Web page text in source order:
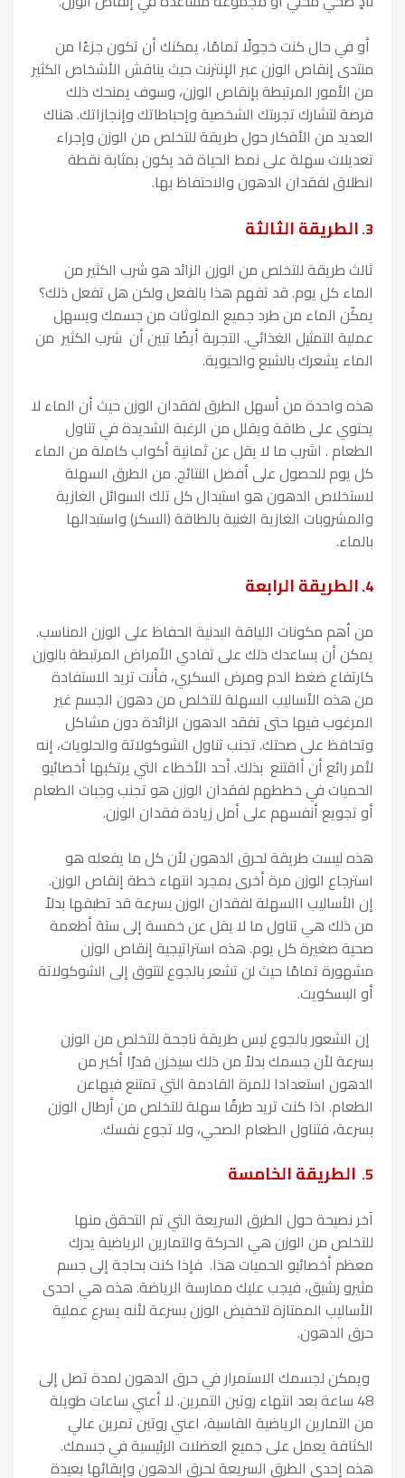
أو في حال كنت خجولًا تمامًا، يمكنك أن تكون جزءًا من
منتدى إنقاص الوزن عبر الإنترنت حيث يناقش الأشخاص الكثير
من الأمور المرتبطة بإنقاص الوزن، وسوف يمنحك ذلك
فرصة لتشارك تجربتك الشخصية وإحباطاتك وإنجازاتك. هناك
العديد من الأفكار حول طريقة للتخلص من الوزن وإجراء
تعديلات سهلة على نمط الحياة قد يكون بمثابة نقطة
انطلاق لفقدان الدهون والاحتفاظ بها.
3. الطريقة الثالثة
ثالث طريقة للتخلص من الوزن الزائد هو شرب الكثير من
الماء كل يوم. قد تفهم هذا بالفعل ولكن هل تفعل ذلك؟
يمكّن الماء من طرد جميع الملوثات من جسمك ويسهل
عملية التمثيل الغذائي. التجربة أيضًا تبين أن شرب الكثير من
الماء يشعرك بالشبع والحيوية.
هذه واحدة من أسهل الطرق لفقدان الوزن حيث أن الماء لا
يحتوي على طاقة ويقلل من الرغبة الشديدة في تناول
الطعام . اشرب ما لا يقل عن ثمانية أكواب كاملة من الماء
كل يوم للحصول على أفضل النتائج. من الطرق السهلة
لاستخلاص الدهون هو استبدال كل تلك السوائل الغازية
والمشروبات الغازية الغنية بالطاقة (السكر) واستبدالها
بالماء.
4. الطريقة الرابعة
من أهم مكونات اللياقة البدنية الحفاظ على الوزن المناسب.
يمكن أن يساعدك ذلك على تفادي الأمراض المرتبطة بالوزن
كارتفاع ضغط الدم ومرض السكري، فأنت تريد الاستفادة
من هذه الأساليب السهلة للتخلص من دهون الجسم غير
المرغوب فيها حتى تفقد الدهون الزائدة دون مشاكل
وتحافظ على صحتك. تجنب تناول الشوكولاتة والحلويات، إنه
لأمر رائع أن أاقتنع بذلك. أحد الأخطاء التي يرتكبها أخصائيو
الحميات في خططهم لفقدان الوزن هو تجنب وجبات الطعام
أو تجويع أنفسهم على أمل زيادة فقدان الوزن.
هذه ليست طريقة لحرق الدهون لأن كل ما يفعله هو
استرجاع الوزن مرة أخرى بمجرد انتهاء خطة إنقاص الوزن.
إن الأساليب االسهلة لفقدان الوزن بسرعة قد تطبقها بدلاً
من ذلك هي تناول ما لا يقل عن خمسة إلى ستة أطعمة
صحية صغيرة كل يوم. هذه استراتيجية إنقاص الوزن
مشهورة تمامًا حيث لن تشعر بالجوع لتتوق إلى الشوكولاتة
أو البسكويت.
إن الشعور بالجوع ليس طريقة ناجحة للتخلص من الوزن
بسرعة لأن جسمك بدلاً من ذلك سيخزن قدرًا أكبر من
الدهون استعدادا للمرة القادمة التي تمتنع فيهاعن
الطعام. اذا كنت تريد طرقًا سهلة للتخلص من أرطال الوزن
بسرعة، فتناول الطعام الصحي، ولا تجوع نفسك.
5. الطريقة الخامسة
آخر نصيحة حول الطرق السريعة التي تم التحقق منها
للتخلص من الوزن هي الحركة والتمارين الرياضية يدرك
معظم أخصائيو الحميات هذا. فإذا كنت بحاجة إلى جسم
مثيرو رشيق، فيجب عليك ممارسة الرياضة. هذه هي احدى
الأساليب الممتازة لتخفيض الوزن بسرعة لأنه يسرع عملية
حرق الدهون.
ويمكن لجسمك الاستمرار في حرق الدهون لمدة تصل إلى
48 ساعة بعد انتهاء روتين التمرين. لا أعني ساعات طويلة
من التمارين الرياضية القاسية، اعني روتين تمرين عالي
الكثافة يعمل على جميع العضلات الرئيسية في جسمك.
هذه إحدى الطرق السريعة لحرق الدهون وإبقائها بعيدة